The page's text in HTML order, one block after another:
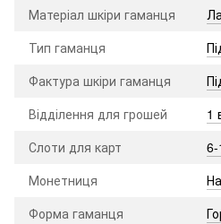
Матеріал шкіри гаманця
Тип гаманця
Фактура шкіри гаманця
Відділення для грошей
1
Слоти для карт
6-
Монетниця
Форма гаманця